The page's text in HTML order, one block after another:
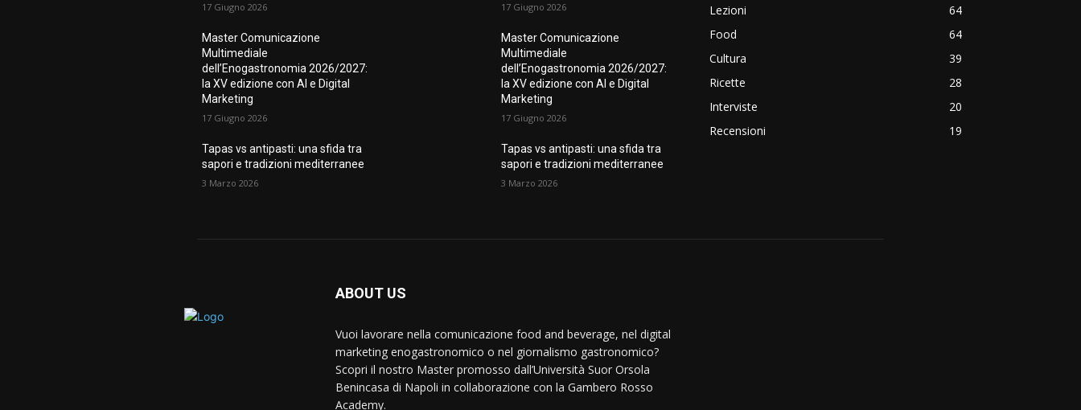
17 Giugno 2026
Master Comunicazione
Multimediale
dell’Enogastronomia 2026/2027:
la XV edizione con AI e Digital
Marketing
17 Giugno 2026
Tapas vs antipasti: una sfida tra
sapori e tradizioni mediterranee
3 Marzo 2026
17 Giugno 2026
Master Comunicazione
Multimediale
dell’Enogastronomia 2026/2027:
la XV edizione con AI e Digital
Marketing
17 Giugno 2026
Tapas vs antipasti: una sfida tra
sapori e tradizioni mediterranee
3 Marzo 2026
Lezioni
64
Food
64
Cultura
39
Ricette
28
Interviste
20
Recensioni
19
ABOUT US
Vuoi lavorare nella comunicazione food and beverage, nel digital
marketing enogastronomico o nel giornalismo gastronomico?
Scopri il nostro Master promosso dall’Università Suor Orsola
Benincasa di Napoli in collaborazione con la Gambero Rosso
Academy.